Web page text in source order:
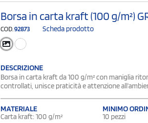
Borsa in carta kraft (100 g/m²)
COD. 92873 Scheda prodotto
DESCRIZIONE
Borsa in carta kraft da 100 g/m² con maniglia
controllati, unisce praticità e attenzione
MATERIALE
Carta kraft: 100 g/m²
MINIMO
10 pezzi